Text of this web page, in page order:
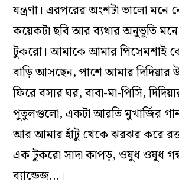
যন্ত্রণা। এরপরের অংশটা ভালো মনে
কয়েকটা ছবি আর ব্যথার অনুভূতি
টুকরো। আমাকে আমার পিসেমশাই
বাড়ি আসছেন, পাশে আমার দিদিয়ার
ফিরে বসার ঘর, বাবা-মা-পিসি,
পুতুলগুলো, একটা আরতি মুখার্জির
আর আমার হাঁটু থেকে ঝরঝর করে
এক টুকরো সাদা কাপড়, ওষুধ ওষুধ
ব্যান্ডেজ…।